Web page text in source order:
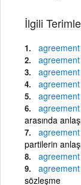
İlgili
agreement
agreement
agreement
agreement
agreement
agreement
arasında
agreement
partilerin
agreement
agreement
sözleşme